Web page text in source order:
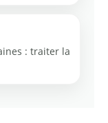
: traiter la